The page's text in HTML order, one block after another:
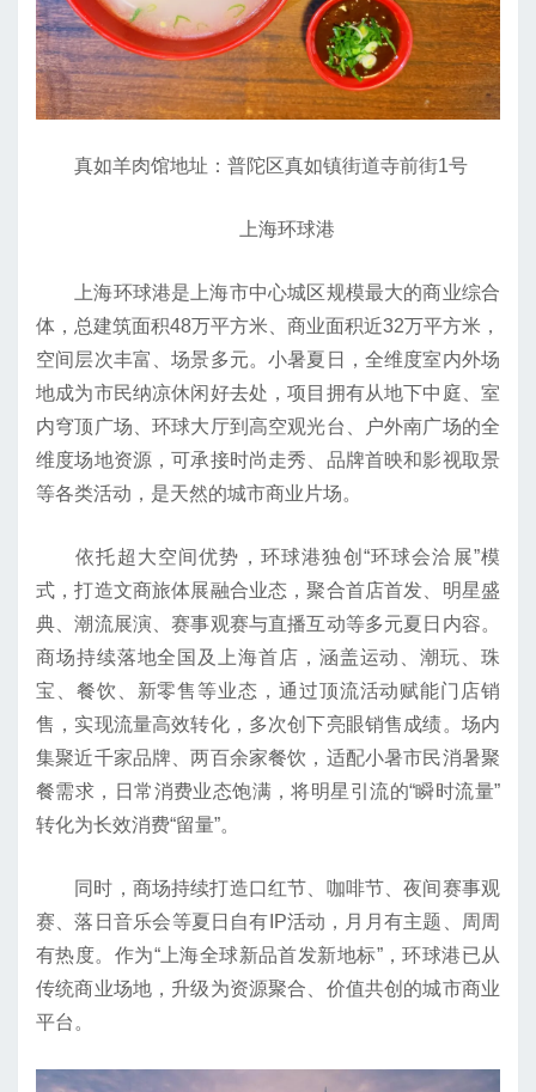
真如羊肉馆地址：普陀区真如镇街道寺前街1号
上海环球港
上海环球港是上海市中心城区规模最大的商业综合
体，总建筑面积48万平方米、商业面积近32万平方米，
空间层次丰富、场景多元。小暑夏日，全维度室内外场
地成为市民纳凉休闲好去处，项目拥有从地下中庭、室
内穹顶广场、环球大厅到高空观光台、户外南广场的全
维度场地资源，可承接时尚走秀、品牌首映和影视取景
等各类活动，是天然的城市商业片场。
依托超大空间优势，环球港独创“环球会洽展”模
式，打造文商旅体展融合业态，聚合首店首发、明星盛
典、潮流展演、赛事观赛与直播互动等多元夏日内容。
商场持续落地全国及上海首店，涵盖运动、潮玩、珠
宝、餐饮、新零售等业态，通过顶流活动赋能门店销
售，实现流量高效转化，多次创下亮眼销售成绩。场内
集聚近千家品牌、两百余家餐饮，适配小暑市民消暑聚
餐需求，日常消费业态饱满，将明星引流的“瞬时流量”
转化为长效消费“留量”。
同时，商场持续打造口红节、咖啡节、夜间赛事观
赛、落日音乐会等夏日自有IP活动，月月有主题、周周
有热度。作为“上海全球新品首发新地标”，环球港已从
传统商业场地，升级为资源聚合、价值共创的城市商业
平台。